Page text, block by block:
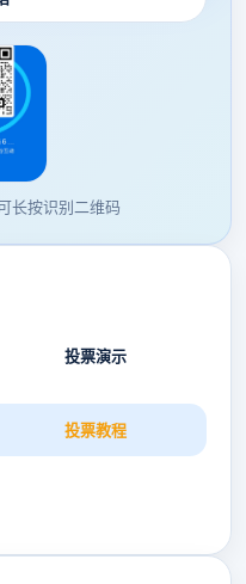
长按识别二维码
投票演示
投票教程